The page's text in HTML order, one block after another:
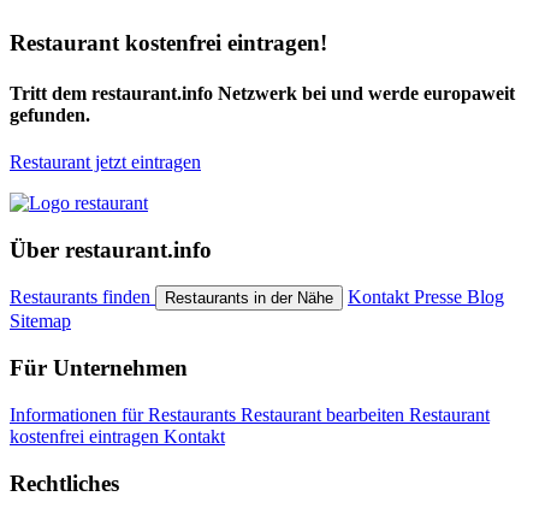
Restaurant kostenfrei eintragen!
Tritt dem restaurant.info Netzwerk bei und werde europaweit
gefunden.
Restaurant jetzt eintragen
Über restaurant.info
Restaurants finden Restaurants in der Nähe Kontakt Presse Blog
Sitemap
Für Unternehmen
Informationen für Restaurants Restaurant bearbeiten Restaurant
kostenfrei eintragen Kontakt
Rechtliches